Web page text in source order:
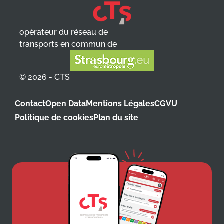
opérateur du réseau de
transports en commun de
© 2026 - CTS
ContactOpen DataMentions LégalesCGVU
Politique de cookiesPlan du site